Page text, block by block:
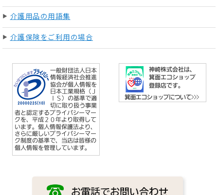
介護用品の用語集
介護保険をご利用の場合